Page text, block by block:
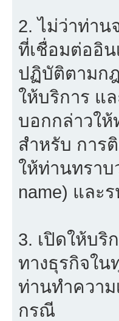
2. ไม่ว่าท่าน
ที่เชื่อมต่ออิ
ปฏิบัติตามก
ให้บริการ แ
บอกกล่าวให้
สำหรับ การ
ให้ท่านทราบ
name) และ
3. เปิดให้บริ
ทางธุรกิจใน
ท่านทำควา
กรณี